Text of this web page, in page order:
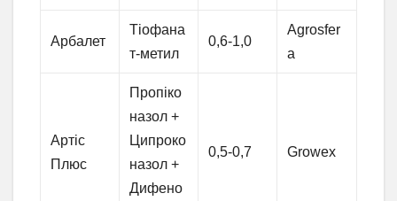
Арбалет
Тіофана
т-метил
0,6-1,0
Agrosfer
a
Артіс
Плюс
Пропіко
назол +
Ципроко
назол +
Дифено
0,5-0,7 Growex